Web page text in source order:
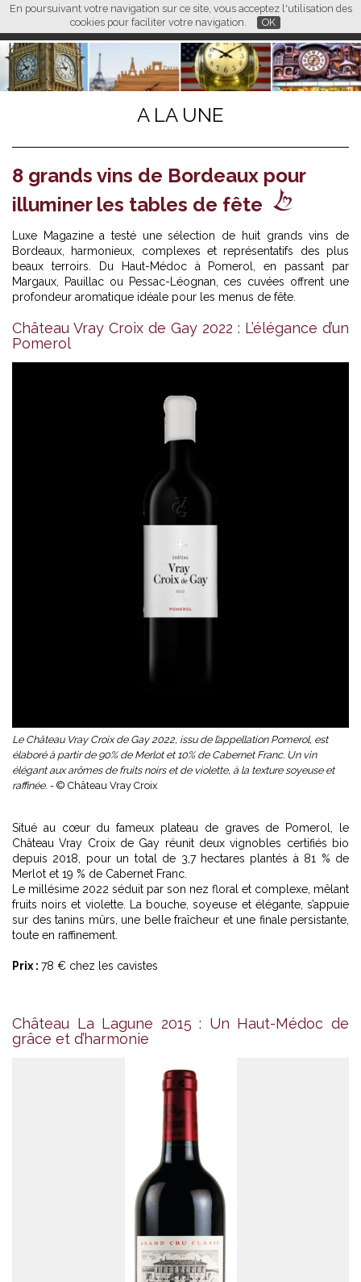
En poursuivant votre navigation sur ce site, vous acceptez l'utilisation des
cookies pour faciliter votre navigation.
OK
FR EN CN
L M
A LA UNE
8 grands vins de Bordeaux pour
illuminer les tables de fête
Luxe Magazine a testé une sélection de huit grands vins de
Bordeaux, harmonieux, complexes et représentatifs des plus
beaux terroirs. Du Haut-Médoc à Pomerol, en passant par
Margaux, Pauillac ou Pessac-Léognan, ces cuvées offrent une
profondeur aromatique idéale pour les menus de fête.
Château Vray Croix de Gay 2022 : L’élégance d’un
Pomerol
Le Château Vray Croix de Gay 2022, issu de l’appellation Pomerol, est
élaboré à partir de 90% de Merlot et 10% de Cabernet Franc. Un vin
élégant aux arômes de fruits noirs et de violette, à la texture soyeuse et
raffinée. - © Château Vray Croix
Situé au cœur du fameux plateau de graves de Pomerol, le
Château Vray Croix de Gay réunit deux vignobles certifiés bio
depuis 2018, pour un total de 3,7 hectares plantés à 81 % de
Merlot et 19 % de Cabernet Franc.
Le millésime 2022 séduit par son nez floral et complexe, mêlant
fruits noirs et violette. La bouche, soyeuse et élégante, s’appuie
sur des tanins mûrs, une belle fraîcheur et une finale persistante,
toute en raffinement.
Prix : 78 € chez les cavistes
Château La Lagune 2015 : Un Haut-Médoc de
grâce et d’harmonie